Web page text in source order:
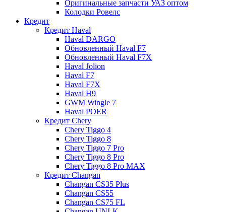
Оригинальные запчасти УАЗ оптом
Колодки Ровелс
Кредит
Кредит Haval
Haval DARGO
Обновленный Haval F7
Обновленный Haval F7X
Haval Jolion
Haval F7
Haval F7X
Haval H9
GWM Wingle 7
Haval POER
Кредит Chery
Chery Tiggo 4
Chery Tiggo 8
Chery Tiggo 7 Pro
Chery Tiggo 8 Pro
Chery Tiggo 8 Pro MAX
Кредит Changan
Changan CS35 Plus
Changan CS55
Changan CS75 FL